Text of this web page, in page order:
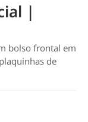
|
bolso frontal em
de